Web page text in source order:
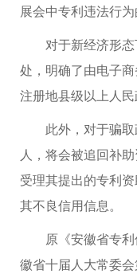
展会中专利违法行为
对于新经济形态
处，明确了由电子
注册地县级以上人民
此外，对于骗取
人，将会被追回补
受理其提出的专利
其不良信用信息。
原《安徽省专利
徽省十届人大常委